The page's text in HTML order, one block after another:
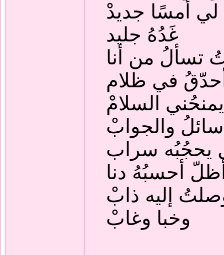
أمسًا جديدْ
غَدُهُ جليد
تسألُ من أنا
أحدّقُ في ظلام
السلامْ
والجوابْ
سراب
أحسبُهُ دنا
إليه ذابْ
وخبا وغابْ